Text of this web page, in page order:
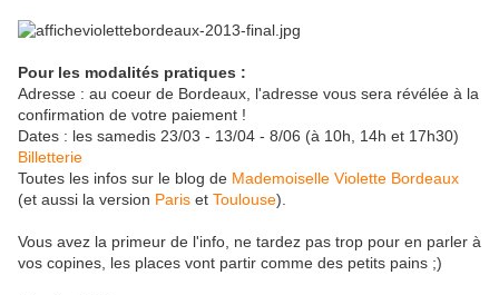
Pour les modalités pratiques :
Adresse : au coeur de Bordeaux, l'adresse vous sera révélée à la
confirmation de votre paiement !
Dates : les samedis 23/03 - 13/04 - 8/06 (à 10h, 14h et 17h30)
Billetterie
Toutes les infos sur le blog de Mademoiselle Violette Bordeaux
(et aussi la version Paris et Toulouse).
Vous avez la primeur de l'info, ne tardez pas trop pour en parler à
vos copines, les places vont partir comme des petits pains ;)